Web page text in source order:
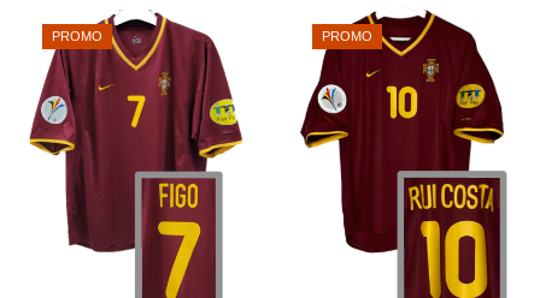
était :
69€.
est :
49€.
était :
69€.
49€.
PROMO PROMO